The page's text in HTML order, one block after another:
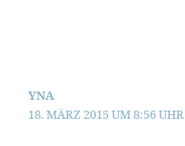
YNA
18. MÄRZ 2015 UM 8:56 UHR